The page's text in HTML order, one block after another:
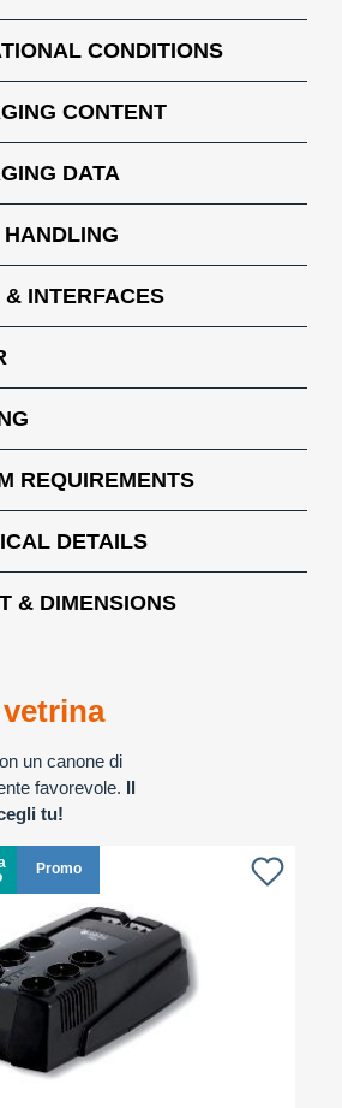
CONDITIONS
CONTENT
DATA
HANDLING
& INTERFACES
REQUIREMENTS
DETAILS
& DIMENSIONS
vetrina
un canone di
favorevole. Il
tu!
Promo